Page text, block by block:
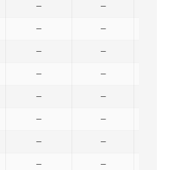
— —
— —
— —
— —
— —
— —
— —
— —